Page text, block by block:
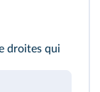
droites qui